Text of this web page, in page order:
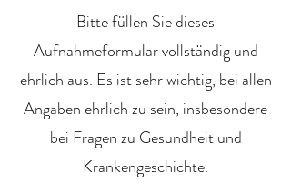
Bitte füllen Sie dieses
Aufnahmeformular vollständig und
ehrlich aus. Es ist sehr wichtig, bei allen
Angaben ehrlich zu sein, insbesondere
bei Fragen zu Gesundheit und
Krankengeschichte.